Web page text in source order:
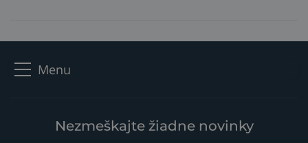
Menu
Nezmeškajte žiadne novinky